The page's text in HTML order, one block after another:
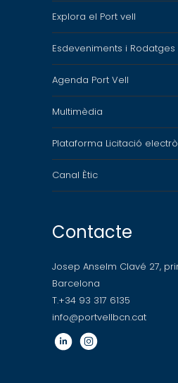
Explora el Port vell
Esdeveniments i Rodatges
Agenda Port Vell
Multimèdia
Plataforma Licitació
Canal Ètic
Contacte
Josep Anselm Clavé 27,
Barcelona
T.+34 93 317 6135
info@portvellbcn.cat